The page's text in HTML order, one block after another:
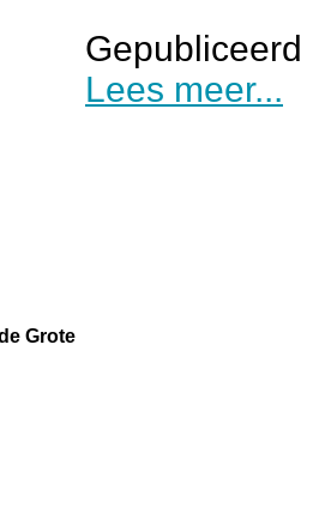
Gepubliceerd
Lees meer...
Grote